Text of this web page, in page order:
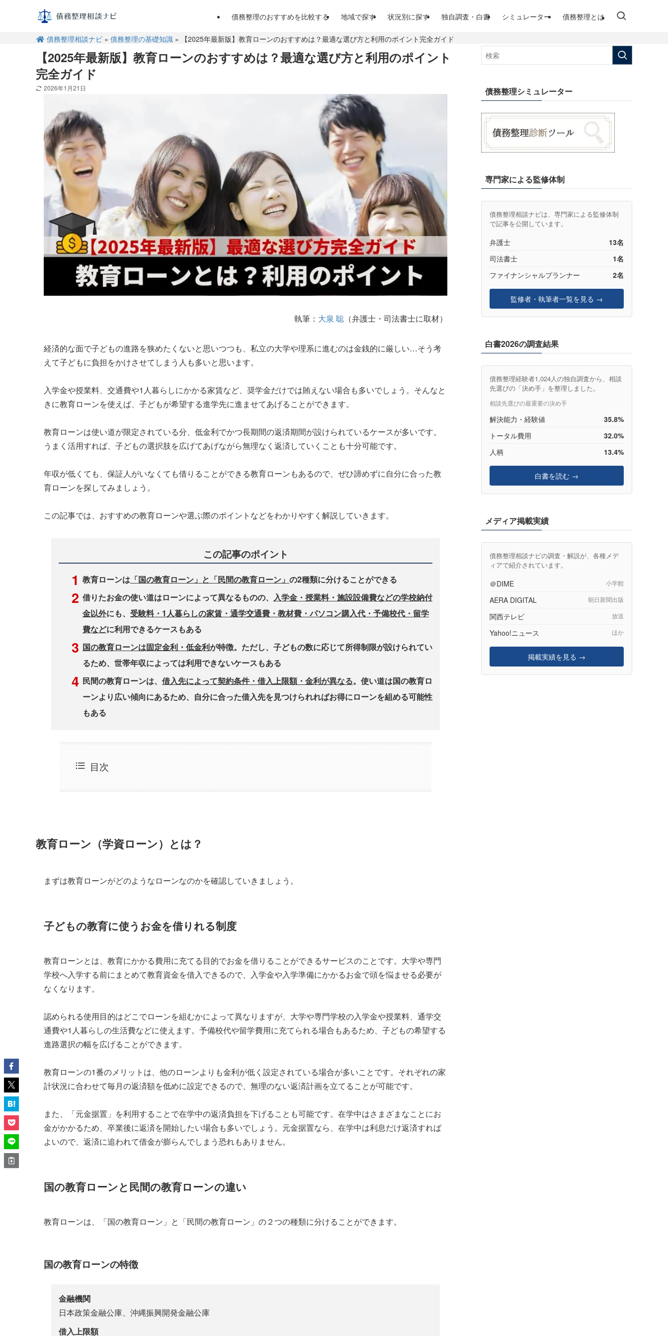
債務整理のおすすめを比較する 地域で探す 状況別に探す 独自調査・白書 シミュレーター 債務整理とは
債務整理相談ナビ» 債務整理の基礎知識» 【2025年最新版】教育ローンのおすすめは？最適な選び方と利用のポイント完全ガイド
【2025年最新版】教育ローンのおすすめは？最適な選び方と利用のポイント
完全ガイド
2026年1月21日
執筆： 大泉 聡 （弁護士・司法書士に取材）
経済的な面で子どもの進路を狭めたくないと思いつつも、私立の大学や理系に進むのは金銭的に厳しい…そう考
えて子どもに負担をかけさせてしまう人も多いと思います。
入学金や授業料、交通費や1人暮らしにかかる家賃など、奨学金だけでは賄えない場合も多いでしょう。そんなと
きに教育ローンを使えば、子どもが希望する進学先に進ませてあげることができます。
教育ローンは使い道が限定されている分、低金利でかつ長期間の返済期間が設けられているケースが多いです。
うまく活用すれば、子どもの選択肢を広げてあげながら無理なく返済していくことも十分可能です。
年収が低くても、保証人がいなくても借りることができる教育ローンもあるので、ぜひ諦めずに自分に合った教
育ローンを探してみましょう。
この記事では、おすすめの教育ローンや選ぶ際のポイントなどをわかりやすく解説していきます。
この記事のポイント
教育ローンは 「国の教育ローン」と「民間の教育ローン」 の2種類に分けることができる
借りたお金の使い道はローンによって異なるものの、
入学金・授業料・施設設備費などの学校納付
金以外にも、 受験料・1人暮らしの家賃・通学交通費・教材費・パソコン購入代・予備校代・留学
費などに利用できるケースもある
国の教育ローンは固定金利・低金利が特徴。ただし、子どもの数に応じて所得制限が設けられてい
るため、世帯年収によっては利用できないケースもある
民間の教育ローンは、 借入先によって契約条件・借入上限額・金利が異なる。使い道は国の教育ロ
ーンより広い傾向にあるため、自分に合った借入先を見つけられればお得にローンを組める可能性
もある
目次
教育ローン（学資ローン）とは？
まずは教育ローンがどのようなローンなのかを確認していきましょう。
子どもの教育に使うお金を借りれる制度
教育ローンとは、教育にかかる費用に充てる目的でお金を借りることができるサービスのことです。大学や専門
学校へ入学する前にまとめて教育資金を借入できるので、入学金や入学準備にかかるお金で頭を悩ませる必要が
なくなります。
認められる使用目的はどこでローンを組むかによって異なりますが、大学や専門学校の入学金や授業料、通学交
通費や1人暮らしの生活費などに使えます。予備校代や留学費用に充てられる場合もあるため、子どもの希望する
進路選択の幅を広げることができます。
教育ローンの1番のメリットは、他のローンよりも金利が低く設定されている場合が多いことです。それぞれの家
計状況に合わせて毎月の返済額を低めに設定できるので、無理のない返済計画を立てることが可能です。
また、「元金据置」を利用することで在学中の返済負担を下げることも可能です。在学中はさまざまなことにお
金がかかるため、卒業後に返済を開始したい場合も多いでしょう。元金据置なら、在学中は利息だけ返済すれば
よいので、返済に追われて借金が膨らんでしまう恐れもありません。
国の教育ローンと民間の教育ローンの違い
教育ローンは、「国の教育ローン」と「民間の教育ローン」の２つの種類に分けることができます。
国の教育ローンの特徴
金融機関
日本政策金融公庫、沖縄振興開発金融公庫
借入上限額
債務整理シミュレーター
専門家による監修体制
債務整理相談ナビは、専門家による監修体制
で記事を公開しています。
弁護士
13名
司法書士
1名
ファイナンシャルプランナー
2名
監修者・執筆者一覧を見る →
白書2026の調査結果
債務整理経験者1,024人の独自調査から、相談
先選びの「決め手」を整理しました。
相談先選びの最重要の決め手
解決能力・経験値
35.8%
トータル費用
32.0%
人柄
13.4%
白書を読む →
メディア掲載実績
債務整理相談ナビの調査・解説が、各種メデ
ィアで紹介されています。
＠DIME 小学館
AERA DIGITAL 朝日新聞出版
関西テレビ 放送
Yahoo!ニュース ほか
掲載実績を見る →